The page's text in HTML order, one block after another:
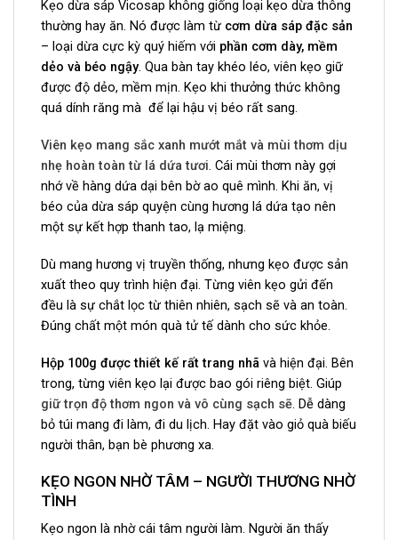
Kẹo dừa sáp Vicosap không giống loại kẹo dừa thông
thường hay ăn. Nó được làm từ cơm dừa sáp đặc sản
– loại dừa cực kỳ quý hiếm với phần cơm dày, mềm
dẻo và béo ngậy. Qua bàn tay khéo léo, viên kẹo giữ
được độ dẻo, mềm mịn. Kẹo khi thưởng thức không
quá dính răng mà để lại hậu vị béo rất sang.
Viên kẹo mang sắc xanh mướt mắt và mùi thơm dịu
nhẹ hoàn toàn từ lá dứa tươi. Cái mùi thơm này gợi
nhớ về hàng dứa dại bên bờ ao quê mình. Khi ăn, vị
béo của dừa sáp quyện cùng hương lá dứa tạo nên
một sự kết hợp thanh tao, lạ miệng.
Dù mang hương vị truyền thống, nhưng kẹo được sản
xuất theo quy trình hiện đại. Từng viên kẹo gửi đến
đều là sự chắt lọc từ thiên nhiên, sạch sẽ và an toàn.
Đúng chất một món quà tử tế dành cho sức khỏe.
Hộp 100g được thiết kế rất trang nhã và hiện đại. Bên
trong, từng viên kẹo lại được bao gói riêng biệt. Giúp
giữ trọn độ thơm ngon và vô cùng sạch sẽ. Dễ dàng
bỏ túi mang đi làm, đi du lịch. Hay đặt vào giỏ quà biếu
người thân, bạn bè phương xa.
KẸO NGON NHỜ TÂM – NGƯỜI THƯƠNG NHỜ
TÌNH
Kẹo ngon là nhờ cái tâm người làm. Người ăn thấy